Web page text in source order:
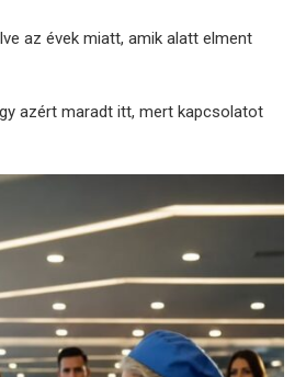
az évek miatt, amik alatt elment
azért maradt itt, mert kapcsolatot